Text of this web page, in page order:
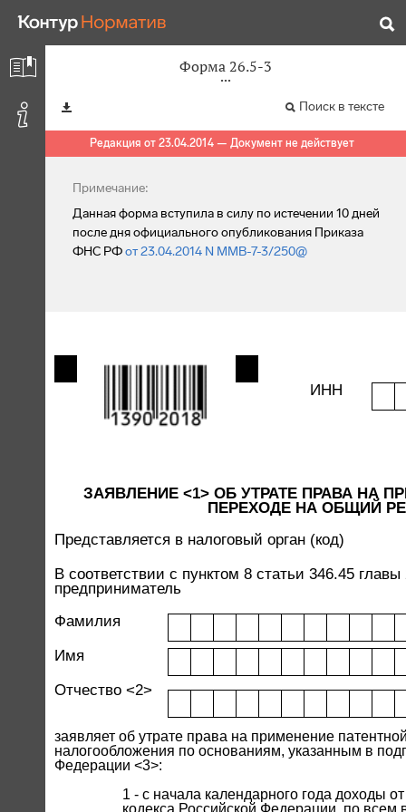
Форма 26.5-3
Поиск в тексте
Редакция от 23.04.2014 — Документ не действует
Примечание:
Данная форма вступила в силу по истечении 10 дней
после дня официального опубликования Приказа
ФНС РФот 23.04.2014 N ММВ-7-3/250@
ИНН
ЗАЯВЛЕНИЕ <1> ОБ УТРАТЕ ПРАВА НА
ПЕРЕХОДЕ НА ОБЩИЙ
Представляется в налоговый орган (код)
В соответствии с пунктом 8 статьи 346.45
предприниматель
Фамилия
Имя
Отчество <2>
заявляет об утрате права на применение
налогообложения по основаниям, указанным в
Федерации <3>:
1 - с начала календарного года доходы
кодекса Российской Федерации, по